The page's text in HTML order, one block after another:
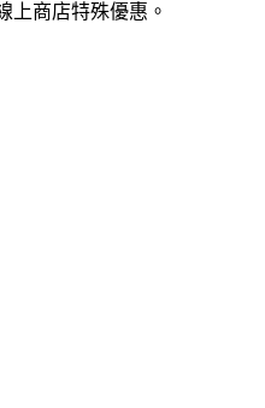
上商店特殊優惠。